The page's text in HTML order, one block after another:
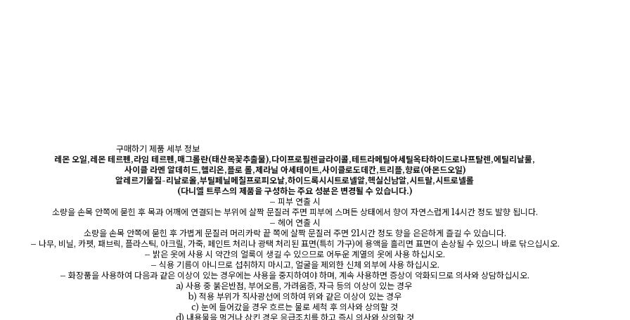
구매하기 제품 세부 정보
레몬 오일,레몬 테르펜,라임 테르펜,매그롤란(태산목꽃추출물),다이프로필렌글라이콜,테트라메틸아세틸옥타하이드로나프탈렌,에틸리날룰,
사이클 라멘 알데히드,헬리온,플로 롤,제라닐 아세테이트,사이클로도데칸,트리플,향료(아몬드오일)
알레르기물질-리날로올,부틸페닐메칠프로피오날,하이드록시시트로넬알,헥실신남알,시트랄,시트로넬롤
(다니엘 트루스의 제품을 구성하는 주요 성분은 변경될 수 있습니다.)
– 피부 연출 시
소량을 손목 안쪽에 묻힌 후 목과 어깨에 연결되는 부위에 살짝 문질러 주면 피부에 스며든 상태에서 향이 자연스럽게 14시간 정도 발향 됩니다.
– 헤어 연출 시
소량을 손목 안쪽에 묻힌 후 가볍게 문질러 머리카락 끝 쪽에 살짝 문질러 주면 21시간 정도 향을 은은하게 즐길 수 있습니다.
– 나무, 비닐, 카펫, 패브릭, 플라스틱, 아크릴, 가죽, 페인트 처리나 광택 처리된 표면(특히 가구)에 용액을 흘리면 표면이 손상될 수 있으니 바로 닦으십시오.
– 밝은 옷에 사용 시 약간의 얼룩이 생길 수 있으므로 어두운 계열의 옷에 사용 하십시오.
– 식용 기름이 아니므로 섭취하지 마시고, 얼굴을 제외한 신체 외부에 사용 하십시오.
– 화장품을 사용하여 다음과 같은 이상이 있는 경우에는 사용을 중지하여야 하며, 계속 사용하면 증상이 악화되므로 의사와 상담하십시오.
a) 사용 중 붉은반점, 부어오름, 가려움증, 자극 등의 이상이 있는 경우
b) 적용 부위가 직사광선에 의하여 위와 같은 이상이 있는 경우
c) 눈에 들어갔을 경우 흐르는 물로 세척 후 의사와 상의할 것
d) 내용물을 먹거나 삼킨 경우 응급조치를 하고 즉시 의사와 상의할 것